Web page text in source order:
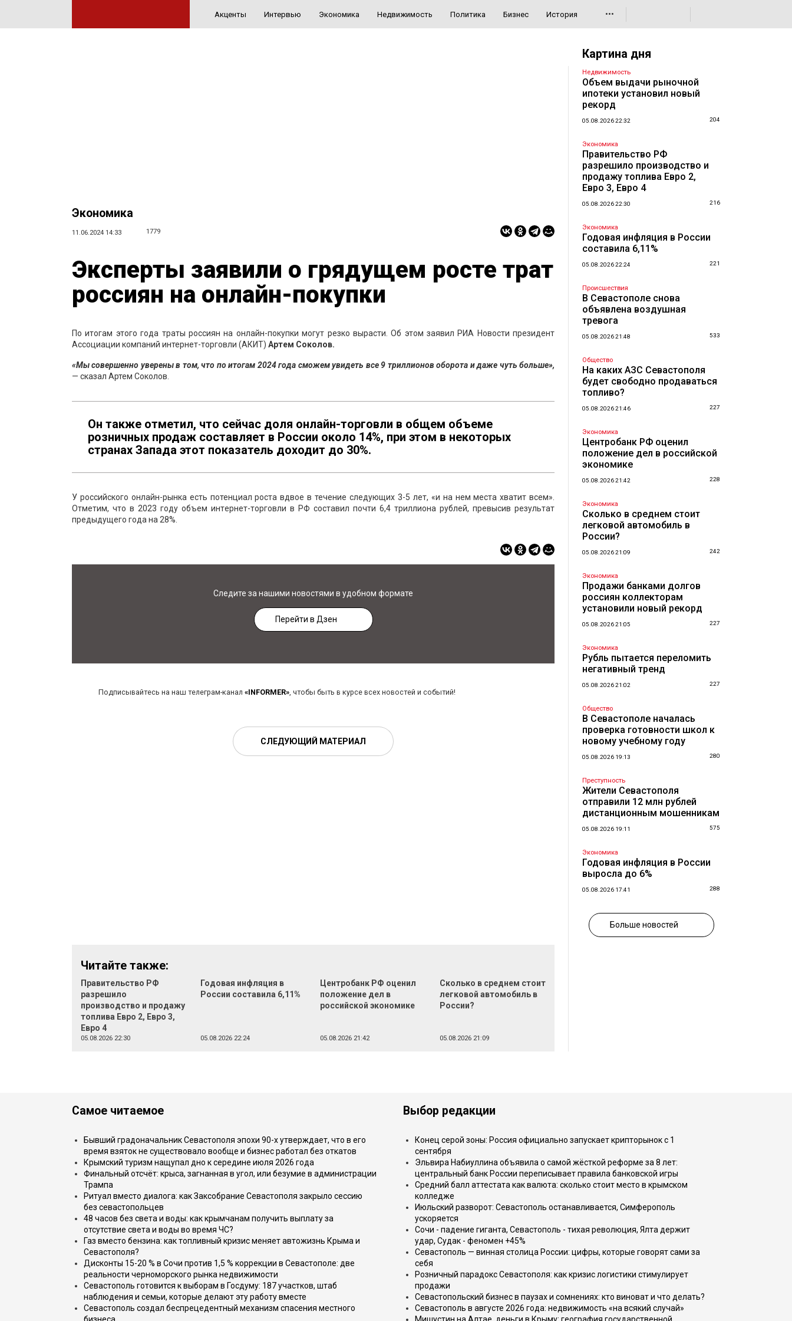
Акценты Интервью Экономика Недвижимость Политика Бизнес История •••
Экономика
11.06.2024 14:33 1779
Эксперты заявили о грядущем росте трат
россиян на онлайн-покупки
По итогам этого года траты россиян на онлайн-покупки могут резко вырасти. Об этом заявил РИА Новости президент
Ассоциации компаний интернет-торговли (АКИТ) Артем Соколов.
«Мы совершенно уверены в том, что по итогам 2024 года сможем увидеть все 9 триллионов оборота и даже чуть больше»,
— сказал Артем Соколов.
Он также отметил, что сейчас доля онлайн-торговли в общем объеме
розничных продаж составляет в России около 14%, при этом в некоторых
странах Запада этот показатель доходит до 30%.
У российского онлайн-рынка есть потенциал роста вдвое в течение следующих 3-5 лет, «и на нем места хватит всем».
Отметим, что в 2023 году объем интернет-торговли в РФ составил почти 6,4 триллиона рублей, превысив результат
предыдущего года на 28%.
Следите за нашими новостями в удобном формате
Перейти в Дзен
Подписывайтесь на наш телеграм-канал «INFORMER», чтобы быть в курсе всех новостей и событий!
СЛЕДУЮЩИЙ МАТЕРИАЛ
Читайте также:
Правительство РФ
разрешило
производство и продажу
топлива Евро 2, Евро 3,
Евро 4
05.08.2026 22:30
Годовая инфляция в
России составила 6,11%
05.08.2026 22:24
Центробанк РФ оценил
положение дел в
российской экономике
05.08.2026 21:42
Сколько в среднем стоит
легковой автомобиль в
России?
05.08.2026 21:09
Картина дня
Недвижимость
Объем выдачи рыночной
ипотеки установил новый
рекорд
05.08.2026 22:32 204
Экономика
Правительство РФ
разрешило производство и
продажу топлива Евро 2,
Евро 3, Евро 4
05.08.2026 22:30 216
Экономика
Годовая инфляция в России
составила 6,11%
05.08.2026 22:24 221
Происшествия
В Севастополе снова
объявлена воздушная
тревога
05.08.2026 21:48 533
Общество
На каких АЗС Севастополя
будет свободно продаваться
топливо?
05.08.2026 21:46 227
Экономика
Центробанк РФ оценил
положение дел в российской
экономике
05.08.2026 21:42 228
Экономика
Сколько в среднем стоит
легковой автомобиль в
России?
05.08.2026 21:09 242
Экономика
Продажи банками долгов
россиян коллекторам
установили новый рекорд
05.08.2026 21:05 227
Экономика
Рубль пытается переломить
негативный тренд
05.08.2026 21:02 227
Общество
В Севастополе началась
проверка готовности школ к
новому учебному году
05.08.2026 19:13 280
Преступность
Жители Севастополя
отправили 12 млн рублей
дистанционным мошенникам
05.08.2026 19:11 575
Экономика
Годовая инфляция в России
выросла до 6%
05.08.2026 17:41 288
Больше новостей
Самое читаемое
Бывший градоначальник Севастополя эпохи 90-х утверждает, что в его
время взяток не существовало вообще и бизнес работал без откатов
Крымский туризм нащупал дно к середине июля 2026 года
Финальный отсчёт: крыса, загнанная в угол, или безумие в администрации
Трампа
Ритуал вместо диалога: как Заксобрание Севастополя закрыло сессию
без севастопольцев
48 часов без света и воды: как крымчанам получить выплату за
отсутствие света и воды во время ЧС?
Газ вместо бензина: как топливный кризис меняет автожизнь Крыма и
Севастополя?
Дисконты 15-20 % в Сочи против 1,5 % коррекции в Севастополе: две
реальности черноморского рынка недвижимости
Севастополь готовится к выборам в Госдуму: 187 участков, штаб
наблюдения и семьи, которые делают эту работу вместе
Севастополь создал беспрецедентный механизм спасения местного
Выбор редакции
Конец серой зоны: Россия официально запускает крипторынок с 1
сентября
Эльвира Набиуллина объявила о самой жёсткой реформе за 8 лет:
центральный банк России переписывает правила банковской игры
Средний балл аттестата как валюта: сколько стоит место в крымском
колледже
Июльский разворот: Севастополь останавливается, Симферополь
ускоряется
Сочи - падение гиганта, Севастополь - тихая революция, Ялта держит
удар, Судак - феномен +45%
Севастополь — винная столица России: цифры, которые говорят сами за
себя
Розничный парадокс Севастополя: как кризис логистики стимулирует
продажи
Севастопольский бизнес в паузах и сомнениях: кто виноват и что делать?
Севастополь в августе 2026 года: недвижимость «на всякий случай»